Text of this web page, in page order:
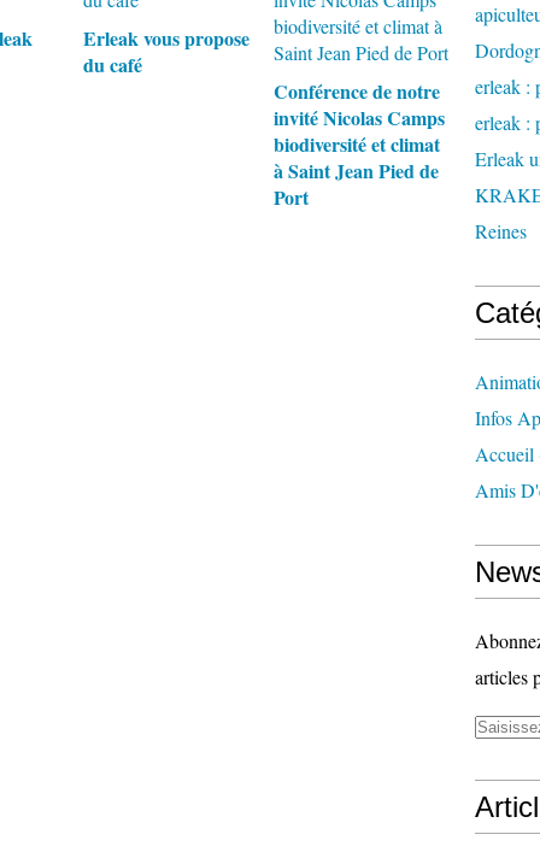
Erleak vous propose
du café
Conférence de notre
invité Nicolas Camps
biodiversité et climat
à Saint Jean Pied de
Port
erleak :
erleak :
Erleak
Reines
Infos
Accueil
Amis
articles